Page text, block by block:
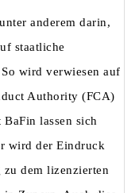
anderem darin,
staatliche
wird verwiesen auf
Authority (FCA)
lassen sich
wird der Eindruck
zu dem lizenzierten